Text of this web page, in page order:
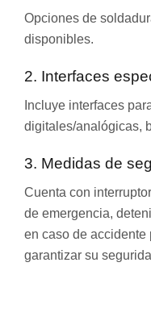
Opciones de
disponibles.
2. Interfaces
Incluye interfaces
digitales/analógicas,
3. Medidas de
Cuenta con
de emergencia,
en caso de
garantizar su